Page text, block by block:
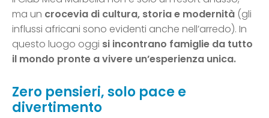
ma un crocevia di cultura, storia e modernità (gli
influssi africani sono evidenti anche nell’arredo). In
questo luogo oggi si incontrano famiglie da tutto
il mondo pronte a vivere un’esperienza unica.
Zero pensieri, solo pace e
divertimento